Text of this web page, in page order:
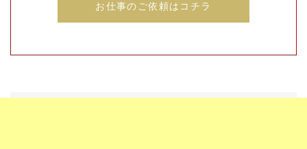
お仕事のご依頼はコチラ